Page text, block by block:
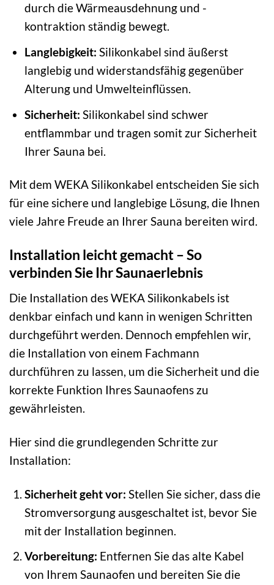
durch die Wärmeausdehnung und -
kontraktion ständig bewegt.
Langlebigkeit: Silikonkabel sind äußerst
langlebig und widerstandsfähig gegenüber
Alterung und Umwelteinflüssen.
Sicherheit: Silikonkabel sind schwer
entflammbar und tragen somit zur Sicherheit
Ihrer Sauna bei.
Mit dem WEKA Silikonkabel entscheiden Sie sich
für eine sichere und langlebige Lösung, die Ihnen
viele Jahre Freude an Ihrer Sauna bereiten wird.
Installation leicht gemacht – So
verbinden Sie Ihr Saunaerlebnis
Die Installation des WEKA Silikonkabels ist
denkbar einfach und kann in wenigen Schritten
durchgeführt werden. Dennoch empfehlen wir,
die Installation von einem Fachmann
durchführen zu lassen, um die Sicherheit und die
korrekte Funktion Ihres Saunaofens zu
gewährleisten.
Hier sind die grundlegenden Schritte zur
Installation:
Sicherheit geht vor: Stellen Sie sicher, dass die
Stromversorgung ausgeschaltet ist, bevor Sie
mit der Installation beginnen.
Vorbereitung: Entfernen Sie das alte Kabel
von Ihrem Saunaofen und bereiten Sie die